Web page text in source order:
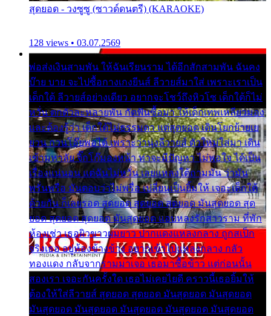
สุดยอด - วงซูซู (ซาวด์ดนตรี) (KARAOKE)
128 views • 03.07.2569
พ่อส่งเงินสามพัน ให้ฉันเรียนราม ได้อีกสักสามพัน ฉันคง
บ๊าย บาย จะไปซื้อกางเกงยีนส์ ลีวายส์มาใส่ เพราะเราเป็น
เด็กใต้ ลีวายส์อย่างเดียว อยากจะโชว์ถึงหิวโซ เด็กใต้ก็ไม่
หวั่น ตกตัวละหลายพัน กัดฟันซื้อมา ให้เด็กเทพเหลียวมอง
และต้องรู้ว่า เด็กใต้ไม่ธรรมดา แต่สุดยอด เดินโยกย้ายเย
ยวน กวนโอ๊ยพอได้ เพราะว่านุ่งลีวายส์ ตัวใหม่ใส่มา เดิน
เข้ามหาลัย จิ๊กโก๊มองหน้า ท่าจะมีปัญหา ไม่พอใจ ได้เป็น
เรื่องแน่นอน แต่ฉันไม่หวั่น เลยแหลงใต้ถามมัน ว่ามัน
พรั่นพรือ มันตอบว่าไม่พรื่อ เปลี่ยนเป็นยิ้มให้ เจอะเด็กใต้
ด้วยกัน ก็เลยรอด สุดยอด สุดยอด สุดยอด มันสุดยอด สุด
ยอด สุดยอด สุดยอด มันสุดยอด แอบหลงรักสาวราม ที่พัก
ห้องเช่า เธอผิวขาวผมยาว ปากแดงแหลงกลาง ถูกสเป็ก
จริงเธอ อยู่ห้องข้างข้าง อยากเข้าไปแหลงกลาง กลัว
ทองแดง กลับจากรามมาเจอ เธอมาซื้อข้าว แต่ก่อนนั้น
สองเรา เจอะกันครั้งใด เธอไม่เคยไยดี คราวนี้เธอยิ้มให้
ต้องให้ใส่ลีวายส์ สุดยอด สุดยอด มันสุดยอด มันสุดยอด
มันสุดยอด มันสุดยอด มันสุดยอด มันสุดยอด มันสุดยอด